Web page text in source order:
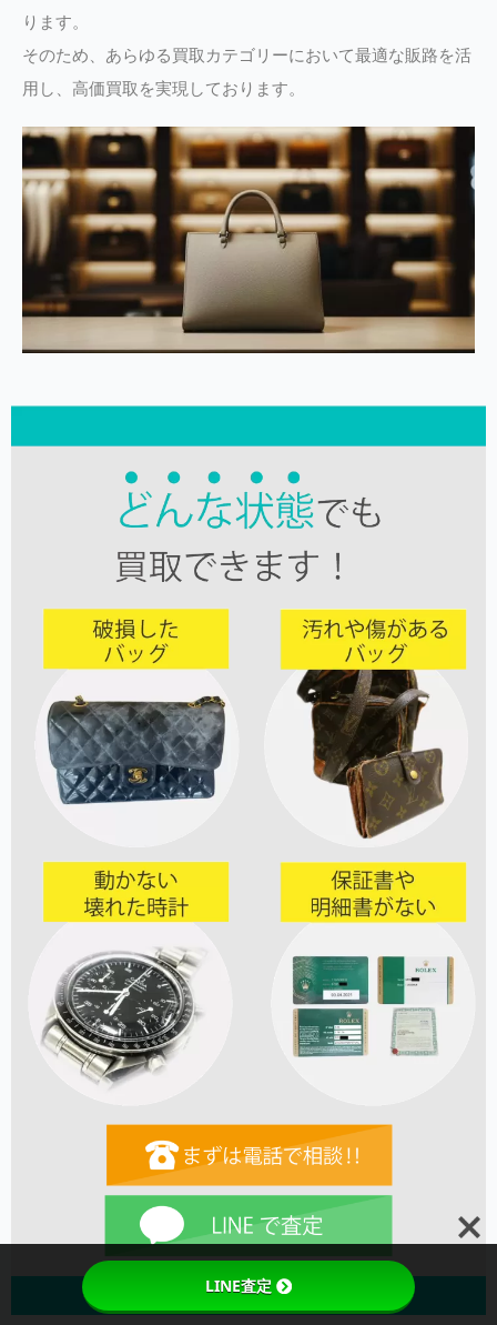
ります。
そのため、あらゆる買取カテゴリーにおいて最適な販路を活
用し、高価買取を実現しております。
LINE査定